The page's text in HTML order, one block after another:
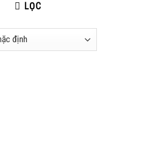
LỌC